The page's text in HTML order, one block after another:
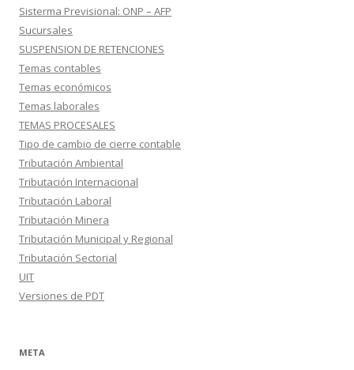
Sisterma Previsional: ONP – AFP
Sucursales
SUSPENSION DE RETENCIONES
Temas contables
Temas económicos
Temas laborales
TEMAS PROCESALES
Tipo de cambio de cierre contable
Tributación Ambiental
Tributación Internacional
Tributación Laboral
Tributación Minera
Tributación Municipal y Regional
Tributación Sectorial
UIT
Versiones de PDT
META